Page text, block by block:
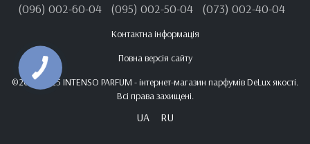
(096) 002-60-04 (095) 002-50-04 (073) 002-40-04
Контактна інформація
Повна версія сайту
©2021-2025 INTENSO PARFUM - інтернет-магазин парфумів DeLux якості.
Всі права захищені.
UA RU